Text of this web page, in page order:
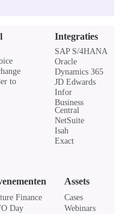
to
Integraties
SAP S/4HANA
Oracle
Dynamics 365
JD Edwards
Infor
Business
Central
NetSuite
Isah
Exact
Finance
Day
Assets
Cases
Webinars